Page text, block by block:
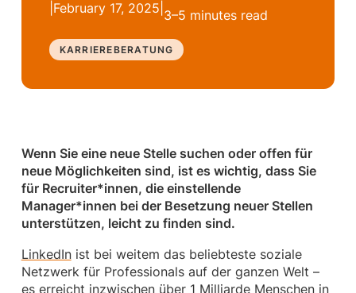
February 17, 2025 3–5 minutes read
KARRIEREBERATUNG
Wenn Sie eine neue Stelle suchen oder offen für
neue Möglichkeiten sind, ist es wichtig, dass Sie
für Recruiter*innen, die einstellende
Manager*innen bei der Besetzung neuer Stellen
unterstützen, leicht zu finden sind.
LinkedInist bei weitem das beliebteste soziale
Netzwerk für Professionals auf der ganzen Welt –
es erreicht inzwischen über 1 Milliarde Menschen in